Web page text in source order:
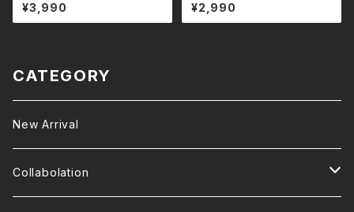
¥3,990 ¥2,990
CATEGORY
New Arrival
Collabolation